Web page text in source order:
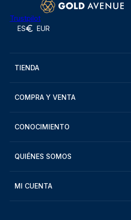
Trustpilot
ES EUR
TIENDA
COMPRA Y VENTA
CONOCIMIENTO
QUIÉNES SOMOS
MI CUENTA